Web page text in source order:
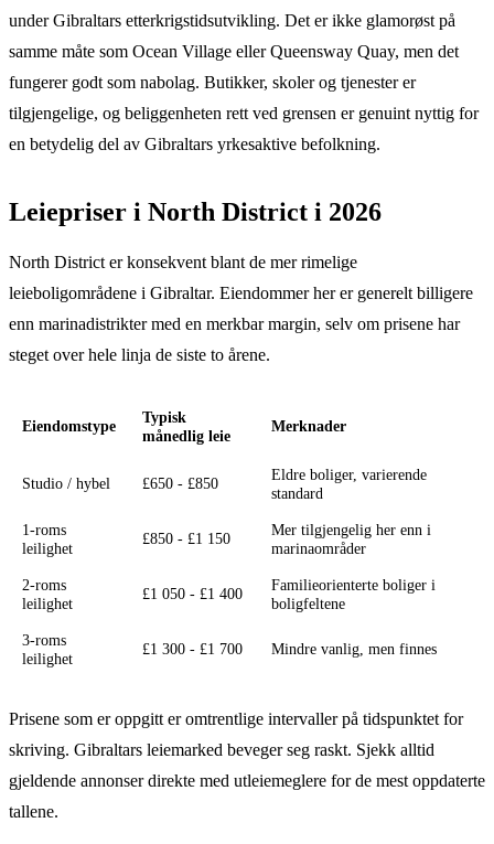
under Gibraltars etterkrigstidsutvikling. Det er ikke glamorøst på
samme måte som Ocean Village eller Queensway Quay, men det
fungerer godt som nabolag. Butikker, skoler og tjenester er
tilgjengelige, og beliggenheten rett ved grensen er genuint nyttig for
en betydelig del av Gibraltars yrkesaktive befolkning.
Leiepriser i North District i 2026
North District er konsekvent blant de mer rimelige
leieboligområdene i Gibraltar. Eiendommer her er generelt billigere
enn marinadistrikter med en merkbar margin, selv om prisene har
steget over hele linja de siste to årene.
Eiendomstype
Typisk
månedlig leie
Merknader
Studio / hybel £650 - £850
Eldre boliger, varierende
standard
1-roms
leilighet
£850 - £1 150
Mer tilgjengelig her enn i
marinaområder
2-roms
leilighet
£1 050 - £1 400
Familieorienterte boliger i
boligfeltene
3-roms
leilighet
£1 300 - £1 700 Mindre vanlig, men finnes
Prisene som er oppgitt er omtrentlige intervaller på tidspunktet for
skriving. Gibraltars leiemarked beveger seg raskt. Sjekk alltid
gjeldende annonser direkte med utleiemeglere for de mest oppdaterte
tallene.